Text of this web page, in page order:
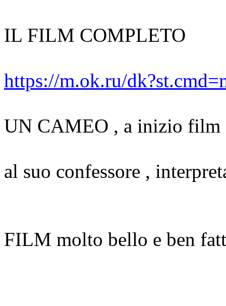
IL FILM COMPLETO
https://m.ok.ru/
UN CAMEO , a inizio
al suo confessore ,
FILM molto bello e ben